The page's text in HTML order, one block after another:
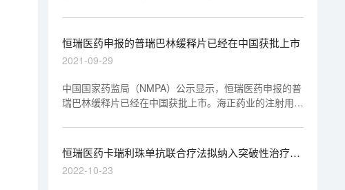
恒瑞医药申报的普瑞巴林缓释片已经在中国获批上市
2021-09-29
中国国家药监局（NMPA）公示显示，恒瑞医药申报的普
瑞巴林缓释片已经在中国获批上市。海正药业的注射用英
恒瑞医药卡瑞利珠单抗联合疗法拟纳入突破性治疗品
种丨“美”天新药事
2022-10-23